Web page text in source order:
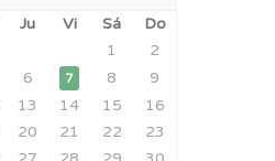
Ju Vi Sá
Do
1
2
6 7 8
9
13 14 15
16
20 21 22
23